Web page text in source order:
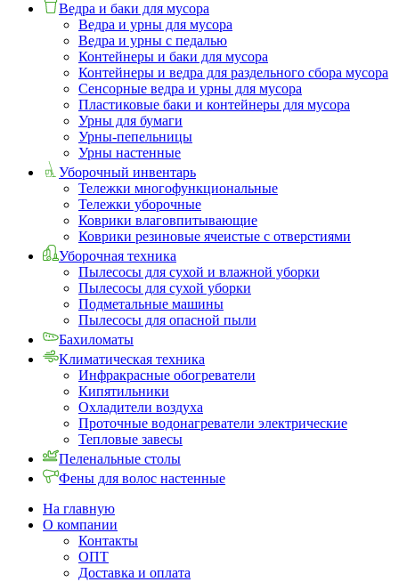
Ведра и баки для мусора
Ведра и урны для мусора
Ведра и урны с педалью
Контейнеры и баки для мусора
Контейнеры и ведра для раздельного сбора мусора
Сенсорные ведра и урны для мусора
Пластиковые баки и контейнеры для мусора
Урны для бумаги
Урны-пепельницы
Урны настенные
Уборочный инвентарь
Тележки многофункциональные
Тележки уборочные
Коврики влаговпитывающие
Коврики резиновые ячеистые с отверстиями
Уборочная техника
Пылесосы для сухой и влажной уборки
Пылесосы для сухой уборки
Подметальные машины
Пылесосы для опасной пыли
Бахиломаты
Климатическая техника
Инфракрасные обогреватели
Кипятильники
Охладители воздуха
Проточные водонагреватели электрические
Тепловые завесы
Пеленальные столы
Фены для волос настенные
На главную
О компании
Контакты
ОПТ
Доставка и оплата